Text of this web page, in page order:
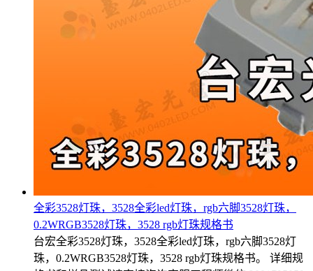
全彩3528灯珠，3528全彩led灯珠，rgb六脚3528灯珠，
0.2WRGB3528灯珠，3528 rgb灯珠规格书
台宏全彩3528灯珠，3528全彩led灯珠，rgb六脚3528灯
珠，0.2WRGB3528灯珠，3528 rgb灯珠规格书。 详细规